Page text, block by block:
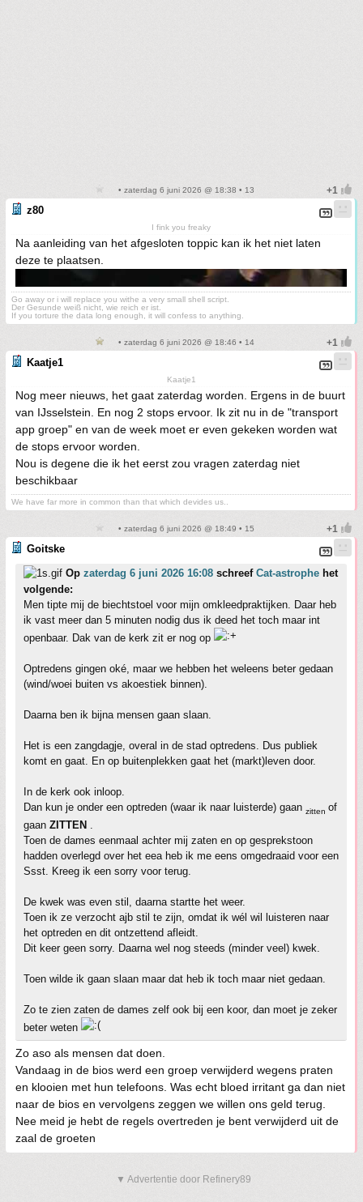
• zaterdag 6 juni 2026 @ 18:38 • 13
z80
I fink you freaky
Na aanleiding van het afgesloten toppic kan ik het niet laten
deze te plaatsen.
Go away or i will replace you withe a very small shell script.
Der Gesunde weiß nicht, wie reich er ist.
If you torture the data long enough, it will confess to anything.
• zaterdag 6 juni 2026 @ 18:46 • 14
Kaatje1
Kaatje1
Nog meer nieuws, het gaat zaterdag worden. Ergens in de buurt
van IJsselstein. En nog 2 stops ervoor. Ik zit nu in de "transport
app groep" en van de week moet er even gekeken worden wat
de stops ervoor worden.
Nou is degene die ik het eerst zou vragen zaterdag niet
beschikbaar
We have far more in common than that which devides us..
• zaterdag 6 juni 2026 @ 18:49 • 15
Goitske
Op zaterdag 6 juni 2026 16:08 schreef Cat-astrophe het
volgende:
Men tipte mij de biechtstoel voor mijn omkleedpraktijken. Daar heb
ik vast meer dan 5 minuten nodig dus ik deed het toch maar int
openbaar. Dak van de kerk zit er nog op
Optredens gingen oké, maar we hebben het weleens beter gedaan
(wind/woei buiten vs akoestiek binnen).
Daarna ben ik bijna mensen gaan slaan.
Het is een zangdagje, overal in de stad optredens. Dus publiek
komt en gaat. En op buitenplekken gaat het (markt)leven door.
In de kerk ook inloop.
Dan kun je onder een optreden (waar ik naar luisterde) gaan zitten of
gaan ZITTEN .
Toen de dames eenmaal achter mij zaten en op gesprekstoon
hadden overlegd over het eea heb ik me eens omgedraaid voor een
Ssst. Kreeg ik een sorry voor terug.
De kwek was even stil, daarna startte het weer.
Toen ik ze verzocht ajb stil te zijn, omdat ik wél wil luisteren naar
het optreden en dit ontzettend afleidt.
Dit keer geen sorry. Daarna wel nog steeds (minder veel) kwek.
Toen wilde ik gaan slaan maar dat heb ik toch maar niet gedaan.
Zo te zien zaten de dames zelf ook bij een koor, dan moet je zeker
beter weten
Zo aso als mensen dat doen.
Vandaag in de bios werd een groep verwijderd wegens praten
en klooien met hun telefoons. Was echt bloed irritant ga dan niet
naar de bios en vervolgens zeggen we willen ons geld terug.
Nee meid je hebt de regels overtreden je bent verwijderd uit de
zaal de groeten
▼ Advertentie door Refinery89